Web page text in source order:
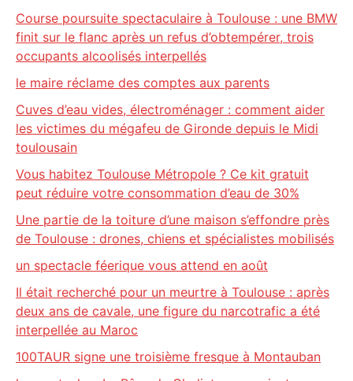
Course poursuite spectaculaire à Toulouse : une BMW
finit sur le flanc après un refus d’obtempérer, trois
occupants alcoolisés interpellés
le maire réclame des comptes aux parents
Cuves d’eau vides, électroménager : comment aider
les victimes du mégafeu de Gironde depuis le Midi
toulousain
Vous habitez Toulouse Métropole ? Ce kit gratuit
peut réduire votre consommation d’eau de 30%
Une partie de la toiture d’une maison s’effondre près
de Toulouse : drones, chiens et spécialistes mobilisés
un spectacle féerique vous attend en août
Il était recherché pour un meurtre à Toulouse : après
deux ans de cavale, une figure du narcotrafic a été
interpellée au Maroc
100TAUR signe une troisième fresque à Montauban